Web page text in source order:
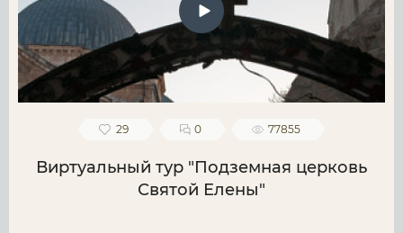
29 0 77855
Виртуальный тур "Подземная церковь
Святой Елены"